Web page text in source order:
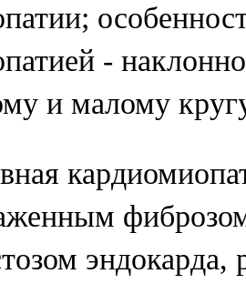
-
и малому
эндокарда,